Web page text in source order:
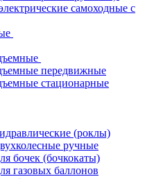
самоходные с
передвижные
стационарные
(роклы)
ручные
бочек (бочкокаты)
газовых баллонов